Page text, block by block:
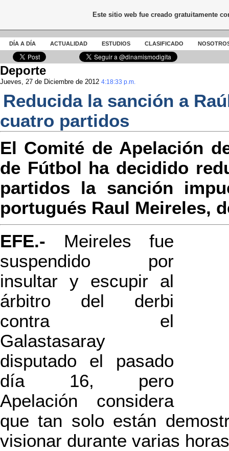
DÍA A DÍA ACTUALIDAD ESTUDIOS CLASIFICADO
Deporte
Jueves, 27 de Diciembre de 2012 4:18:33 p.m.
Reducida la sanción a
cuatro partidos
El Comité de Apelación
de Fútbol ha decidido
partidos la sanción
portugués Raul Meireles,
EFE.- Meireles fue
suspendido por
insultar y escupir al
árbitro del derbi
contra el
Galastasaray
disputado el pasado
día 16, pero
Apelación considera
que tan solo están
visionar durante varias
Este sitio web fue creado gratuitamente